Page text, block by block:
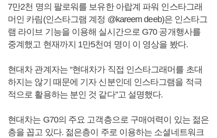
7만2천 명의 팔로워를 보유한 아랍계 파워 인스타그래
머인 카림(인스타그램 계정 @kareem deeb)은 인스타그
램 라이브 기능을 이용해 실시간으로 G70 공개행사를
중계했고 현재까지 1만5천여 명이 이 영상을 봤다.
현대차 관계자는 “현대차가 직접 인스타그래머를 초대
하지는 않기 때문에 기자 신분인데 인스타그램을 적극
적으로 활용하는 분인 것 같다”고 설명했다.
현대차는 G70의 주요 고객층으로 구매여력이 있는 젊은
층을 꼽고 있다. 젊은층이 주로 이용하는 소셜네트워크